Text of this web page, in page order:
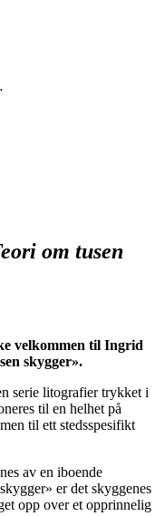
om tusen
velkommen til Ingrid
skygger».
serie litografier trykket i
til en helhet på
til ett stedsspesifikt
av en iboende
er det skyggenes
opp over et opprinnelig